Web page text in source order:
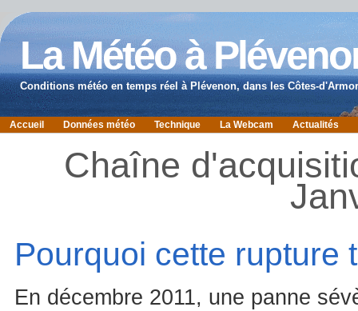
La Météo à
Conditions météo en temps réel à Plévenon, dans les Côtes-
Accueil Données météo Technique La Webcam Actualités
Chaîne
Pourquoi cette rupture
En décembre 2011, une panne